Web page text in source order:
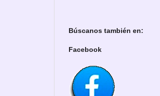
Búscanos también en:
Facebook